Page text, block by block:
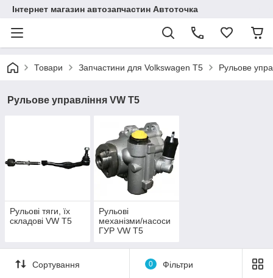
Інтернет магазин автозапчастин Автоточка
Товари Запчастини для Volkswagen T5 Рульове
Рульове управління VW T5
Рульові тяги, їх
складові VW T5
Рульові
механізми/насоси
ГУР VW T5
Сортування 0 Фільтри